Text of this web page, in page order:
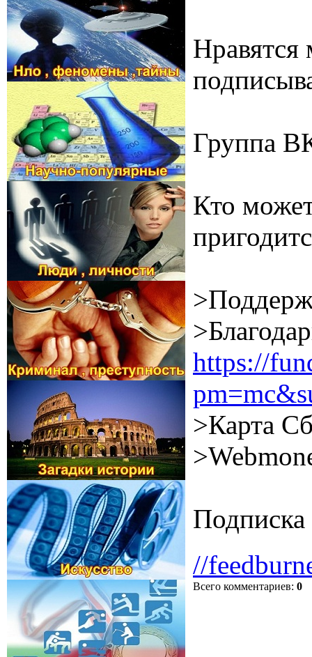
Группа
Кто
https://
>Карта
Подписка
//
Всего комментариев: 0